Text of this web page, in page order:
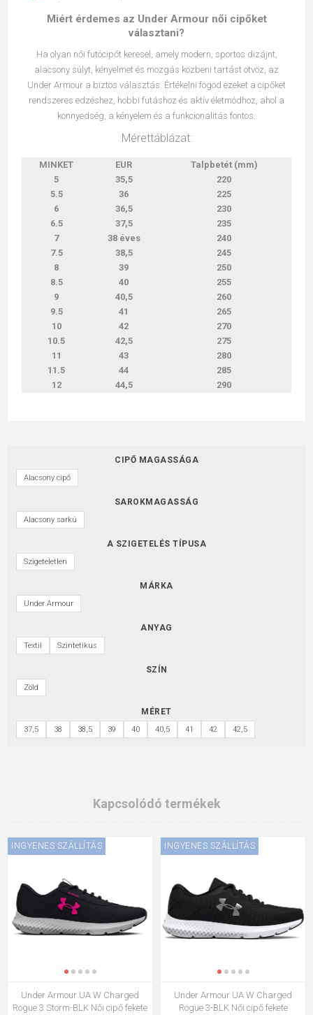
Miért érdemes az Under Armour női cipőket
választani?
Ha olyan női futócipőt keresel, amely modern, sportos dizájnt,
alacsony súlyt, kényelmet és mozgás közbeni tartást ötvöz, az
Under Armour a biztos választás. Értékelni fogod ezeket a cipőket
rendszeres edzéshez, hobbi futáshoz és aktív életmódhoz, ahol a
könnyedség, a kényelem és a funkcionalitás fontos.
Mérettáblázat:
MINKET EUR
Talpbetét (mm)
5
35,5
220
5.5
36
225
6
36,5
230
6.5
37,5
235
7
38 éves
240
7.5
38,5
245
8
39
250
8.5
40
255
9
40,5
260
9.5
41
265
10
42
270
10.5
42,5
275
11
43
280
11.5
44
285
12
44,5 290
CIPŐ MAGASSÁGA
Alacsony cipő
SAROKMAGASSÁG
Alacsony sarkú
A SZIGETELÉS TÍPUSA
Szigeteletlen
MÁRKA
Under Armour
ANYAG
Textil Szintetikus
SZÍN
Zöld
MÉRET
37,5 38 38,5 39 40 40,5 41 42 42,5
Kapcsolódó termékek
INGYENES SZÁLLÍTÁS
Under Armour UA W Charged
Rogue 3 Storm-BLK Női cipő fekete
INGYENES SZÁLLÍTÁS
Under Armour UA W Charged
Rogue 3-BLK Női cipő fekete